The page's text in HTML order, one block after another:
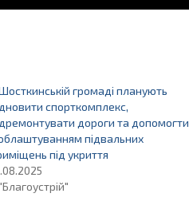
громаді планують
спорткомплекс,
дороги та допомогти
підвальних
під укриття